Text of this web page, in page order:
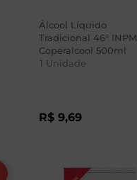
Álcool Líquido
Tradicional 46° INPM
Coperalcool 500ml
1 Unidade
R$ 9,69